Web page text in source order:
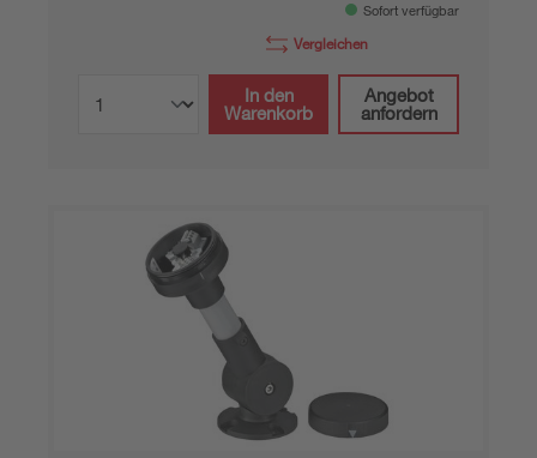
Sofort verfügbar
Vergleichen
In den
Warenkorb
Angebot
anfordern